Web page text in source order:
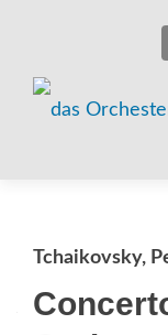
Tchaikovsky,